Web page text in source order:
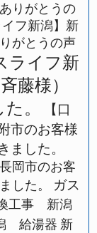
りがとうの
イフ新潟】新
がとうの声
ライフ新
藤様）
。
【口
市のお客様
ました。
岡市のお客
した。
ガス
工事 新潟
給湯器 新